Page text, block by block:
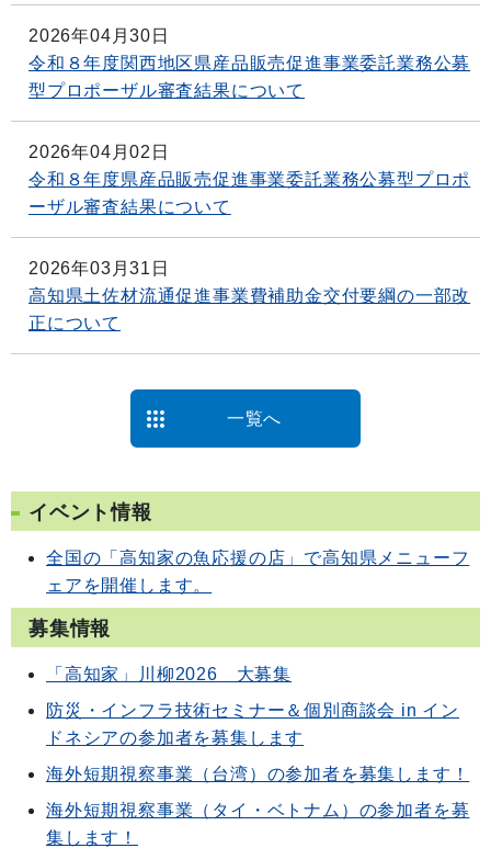
2026年04月30日
令和８年度関西地区県産品販売促進事業委託業務公募
型プロポーザル審査結果について
2026年04月02日
令和８年度県産品販売促進事業委託業務公募型プロポ
ーザル審査結果について
2026年03月31日
高知県土佐材流通促進事業費補助金交付要綱の一部改
正について
一覧へ
イベント情報
全国の「高知家の魚応援の店」で高知県メニューフ
ェアを開催します。
募集情報
「高知家」川柳2026 大募集
防災・インフラ技術セミナー＆個別商談会 in イン
ドネシアの参加者を募集します
海外短期視察事業（台湾）の参加者を募集します！
海外短期視察事業（タイ・ベトナム）の参加者を募
集します！